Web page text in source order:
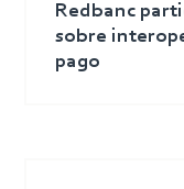
Redbanc
sobre
pago